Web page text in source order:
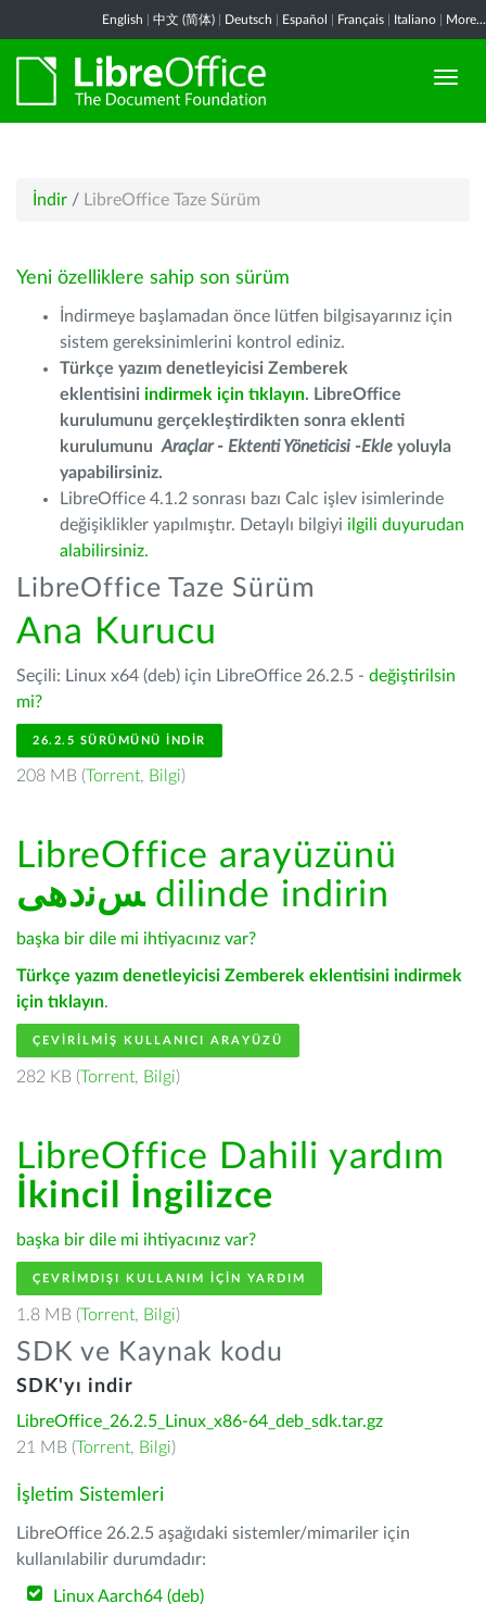
English 中文 (简体) Deutsch Español Français Italiano More...
İndir / LibreOffice Taze Sürüm
Yeni özelliklere sahip son sürüm
İndirmeye başlamadan önce lütfen bilgisayarınız için
sistem gereksinimlerini kontrol ediniz.
Türkçe yazım denetleyicisi Zemberek
eklentisini indirmek için tıklayın. LibreOffice
kurulumunu gerçekleştirdikten sonra eklenti
kurulumunu Araçlar - Ektenti Yöneticisi -Ekle yoluyla
yapabilirsiniz.
LibreOffice 4.1.2 sonrası bazı Calc işlev isimlerinde
değişiklikler yapılmıştır. Detaylı bilgiyi ilgili duyurudan
alabilirsiniz.
LibreOffice Taze Sürüm
Ana Kurucu
Seçili: Linux x64 (deb) için LibreOffice 26.2.5 - değiştirilsin
mi?
26.2.5 SÜRÜMÜNÜ İNDIR
208 MB (Torrent, Bilgi)
LibreOffice arayüzünü
ﺲﻧﺩھیdilinde indirin
başka bir dile mi ihtiyacınız var?
Türkçe yazım denetleyicisi Zemberek eklentisini indirmek
için tıklayın.
ÇEVIRILMIŞ KULLANICI ARAYÜZÜ
282 KB (Torrent, Bilgi)
LibreOffice Dahili yardım
İkincil İngilizce
başka bir dile mi ihtiyacınız var?
ÇEVRIMDIŞI KULLANIM IÇIN YARDIM
1.8 MB (Torrent, Bilgi)
SDK ve Kaynak kodu
SDK'yı indir
LibreOffice_26.2.5_Linux_x86-64_deb_sdk.tar.gz
21 MB (Torrent, Bilgi)
İşletim Sistemleri
LibreOffice 26.2.5 aşağıdaki sistemler/mimariler için
kullanılabilir durumdadır:
Linux Aarch64 (deb)